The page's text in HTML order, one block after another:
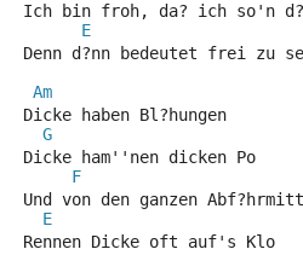
Ich bin froh, da? ich so'n
E
Denn d?nn bedeutet frei zu
Am
Dicke haben Bl?hungen
G
Dicke ham''nen dicken Po
F
Und von den ganzen
E
Rennen Dicke oft auf's Klo